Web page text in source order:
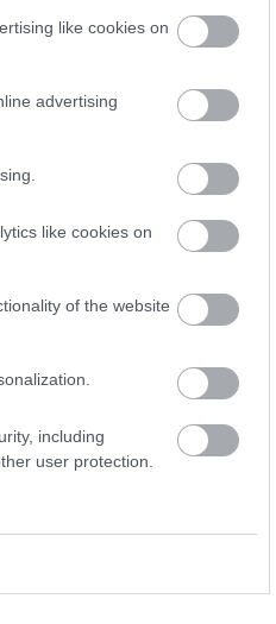
like cookies on
advertising
like cookies on
of the website
including
user protection.
Sunscreen Hyaluronic Acid